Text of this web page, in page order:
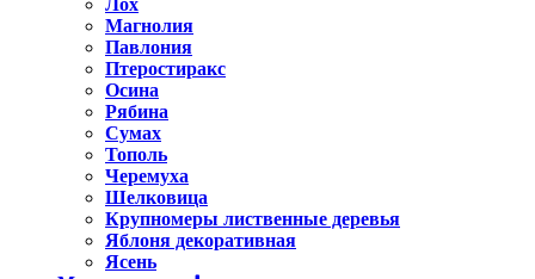
Магнолия
Павлония
Птеростиракс
Осина
Рябина
Сумах
Тополь
Черемуха
Шелковица
Крупномеры лиственные деревья
Яблоня декоративная
Ясень